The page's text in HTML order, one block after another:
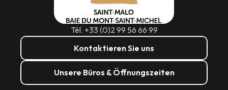
Tél. +33 (0)2 99 56 66 99
Kontaktieren Sie uns
Unsere Büros & Öffnungszeiten